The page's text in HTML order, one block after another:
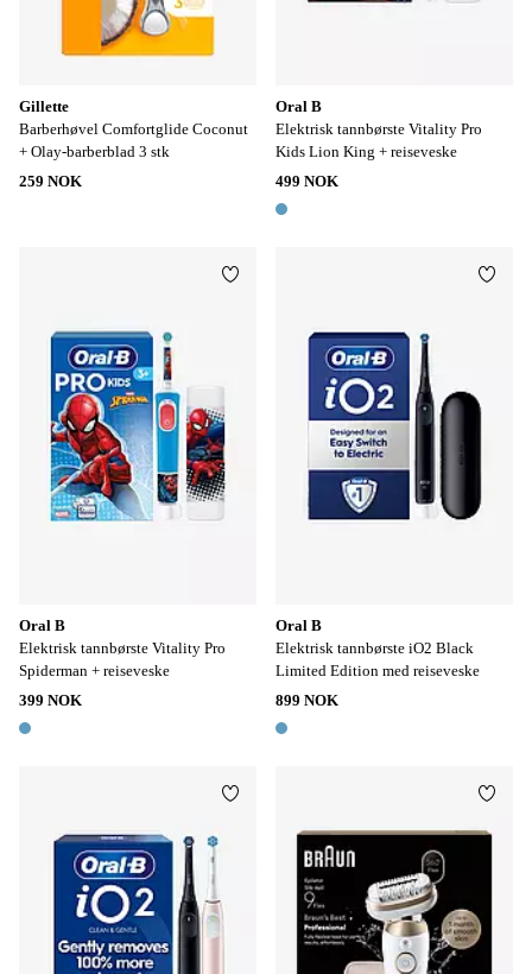
Gillette
Barberhøvel Comfortglide Coconut
+ Olay-barberblad 3 stk
259 NOK
Oral B
Elektrisk tannbørste Vitality Pro
Kids Lion King + reiseveske
499 NOK
1 farge
Oral B
Elektrisk tannbørste Vitality Pro
Spiderman + reiseveske
399 NOK
1 farge
Legg til favoritter
Oral B
Elektrisk tannbørste iO2 Black
Limited Edition med reiseveske
899 NOK
1 farge
Legg til favoritter